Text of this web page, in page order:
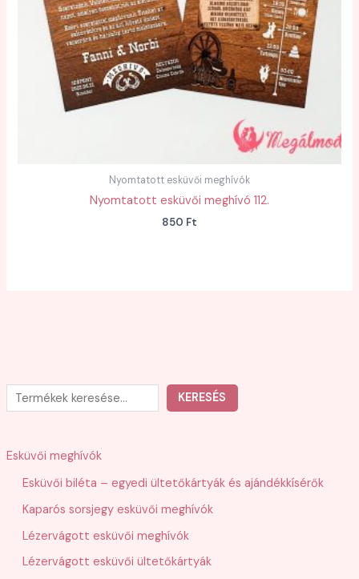
e
KERESÉS
Esküvői meghívók
Esküvői biléta – egyedi ültetőkártyák és ajándékkísérők
Kaparós sorsjegy esküvői meghívók
Lézervágott esküvői meghívók
Lézervágott esküvői ültetőkártyák
Nyomtatott esküvői meghívók
Nyomtatott esküvői meghívó 112.
850 Ft